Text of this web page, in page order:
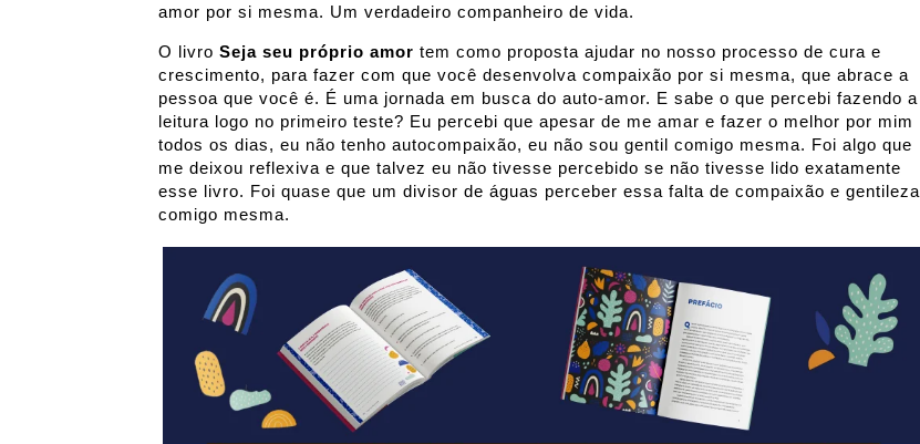
amor por si mesma. Um verdadeiro companheiro de vida.
O livro Seja seu próprio amor tem como proposta ajudar no nosso processo de cura e
crescimento, para fazer com que você desenvolva compaixão por si mesma, que abrace a
pessoa que você é. É uma jornada em busca do auto-amor. E sabe o que percebi fazendo a
leitura logo no primeiro teste? Eu percebi que apesar de me amar e fazer o melhor por mim
todos os dias, eu não tenho autocompaixão, eu não sou gentil comigo mesma. Foi algo que
me deixou reflexiva e que talvez eu não tivesse percebido se não tivesse lido exatamente
esse livro. Foi quase que um divisor de águas perceber essa falta de compaixão e gentileza
comigo mesma.